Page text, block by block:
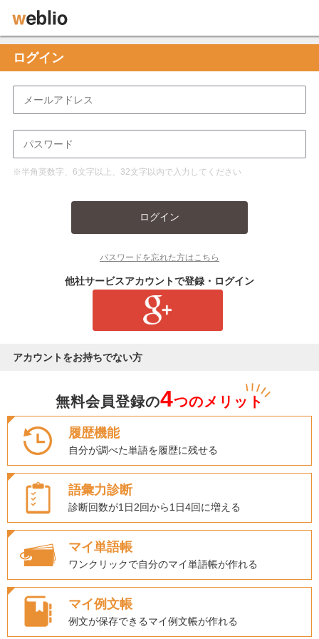
ログイン
※半角英数字、6文字以上、32文字以内で入力してください
ログイン
パスワードを忘れた方はこちら
他社サービスアカウントで登録・ログイン
アカウントをお持ちでない方
無料会員登録の4つのメリット
履歴機能
自分が調べた単語を履歴に残せる
語彙力診断
診断回数が1日2回から1日4回に増える
マイ単語帳
ワンクリックで自分のマイ単語帳が作れる
マイ例文帳
例文が保存できるマイ例文帳が作れる